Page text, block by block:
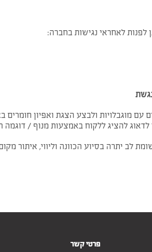
לפנות לאחראי נגישות בחברה:
מוגבלויות ולבצע הצגת ואפיון חומרים
לב יתרה בסיוע הכוונה וליווי, איתור
פרטי קשר